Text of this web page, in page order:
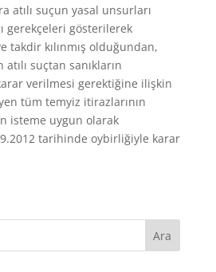
atılı suçun yasal unsurları
gerekçeleri gösterilerek
takdir kılınmış olduğundan,
atılı suçtan sanıkların
verilmesi gerektiğine ilişkin
tüm temyiz itirazlarının
isteme uygun olarak
tarihinde oybirliğiyle karar